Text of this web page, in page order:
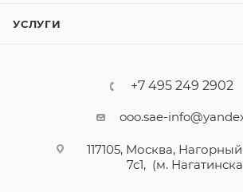
УСЛУГИ
+7 495 249 2902
ooo.sae-
117105, Москва,
7с1, (м.